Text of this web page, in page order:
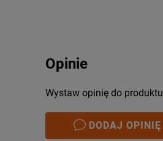
Opinie
Wystaw opinię do
DODAJ OPINIĘ